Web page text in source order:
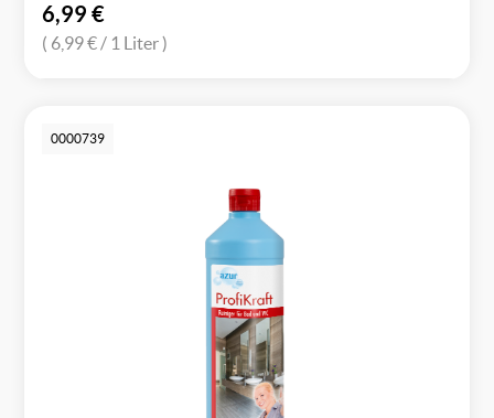
6,99 €
( 6,99 €/ 1 Liter )
0000739